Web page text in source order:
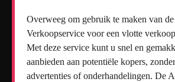
Overweeg om gebruik te maken van
Verkoopservice voor een vlotte
Met deze service kunt u snel en
aanbieden aan potentiële kopers,
advertenties of onderhandelingen. De